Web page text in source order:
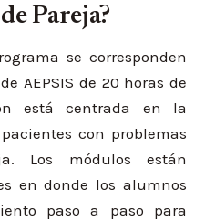
Pareja?
se corresponden
AEPSIS de 20 horas de
está centrada en la
con problemas
Los módulos están
en donde los alumnos
paso a paso para